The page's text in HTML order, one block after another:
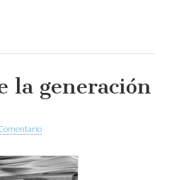
la generación